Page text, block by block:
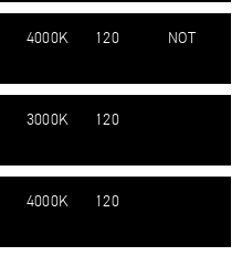
4000K 120 NOT
3000K 120
4000K 120